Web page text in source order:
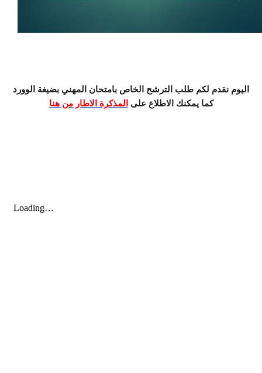
اليوم نقدم لكم طلب الترشح الخاص بامتحان المهني بضيغة الوورد
كما يمكنك الاطلاع على المذكرة الاطار من هنا